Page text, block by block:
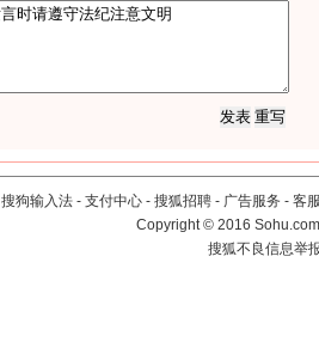
搜狗输入法 - 支付中心 - 搜狐招聘 - 广告服务 - 客
Copyright©2016
搜狐不良信息举